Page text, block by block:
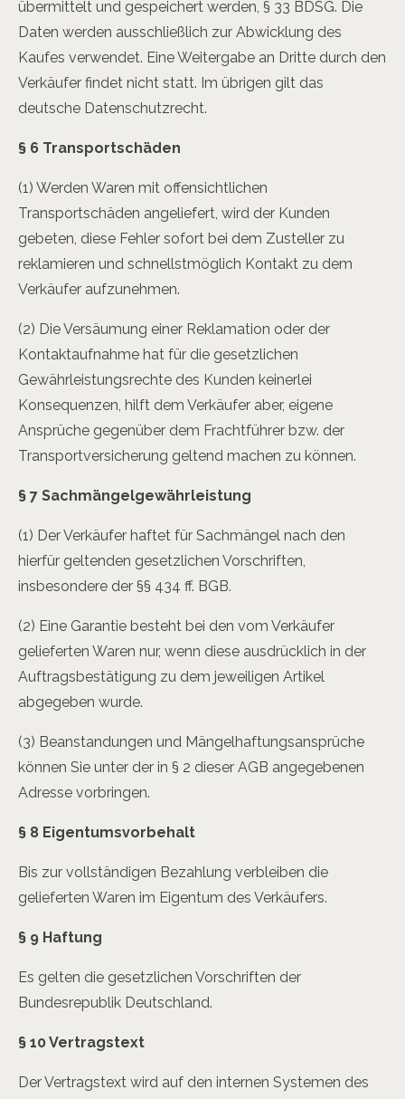
übermittelt und gespeichert werden, § 33 BDSG. Die
Daten werden ausschließlich zur Abwicklung des
Kaufes verwendet. Eine Weitergabe an Dritte durch den
Verkäufer findet nicht statt. Im übrigen gilt das
deutsche Datenschutzrecht.
§ 6 Transportschäden
(1) Werden Waren mit offensichtlichen
Transportschäden angeliefert, wird der Kunden
gebeten, diese Fehler sofort bei dem Zusteller zu
reklamieren und schnellstmöglich Kontakt zu dem
Verkäufer aufzunehmen.
(2) Die Versäumung einer Reklamation oder der
Kontaktaufnahme hat für die gesetzlichen
Gewährleistungsrechte des Kunden keinerlei
Konsequenzen, hilft dem Verkäufer aber, eigene
Ansprüche gegenüber dem Frachtführer bzw. der
Transportversicherung geltend machen zu können.
§ 7 Sachmängelgewährleistung
(1) Der Verkäufer haftet für Sachmängel nach den
hierfür geltenden gesetzlichen Vorschriften,
insbesondere der §§ 434 ff. BGB.
(2) Eine Garantie besteht bei den vom Verkäufer
gelieferten Waren nur, wenn diese ausdrücklich in der
Auftragsbestätigung zu dem jeweiligen Artikel
abgegeben wurde.
(3) Beanstandungen und Mängelhaftungsansprüche
können Sie unter der in § 2 dieser AGB angegebenen
Adresse vorbringen.
§ 8 Eigentumsvorbehalt
Bis zur vollständigen Bezahlung verbleiben die
gelieferten Waren im Eigentum des Verkäufers.
§ 9 Haftung
Es gelten die gesetzlichen Vorschriften der
Bundesrepublik Deutschland.
§ 10 Vertragstext
Der Vertragstext wird auf den internen Systemen des